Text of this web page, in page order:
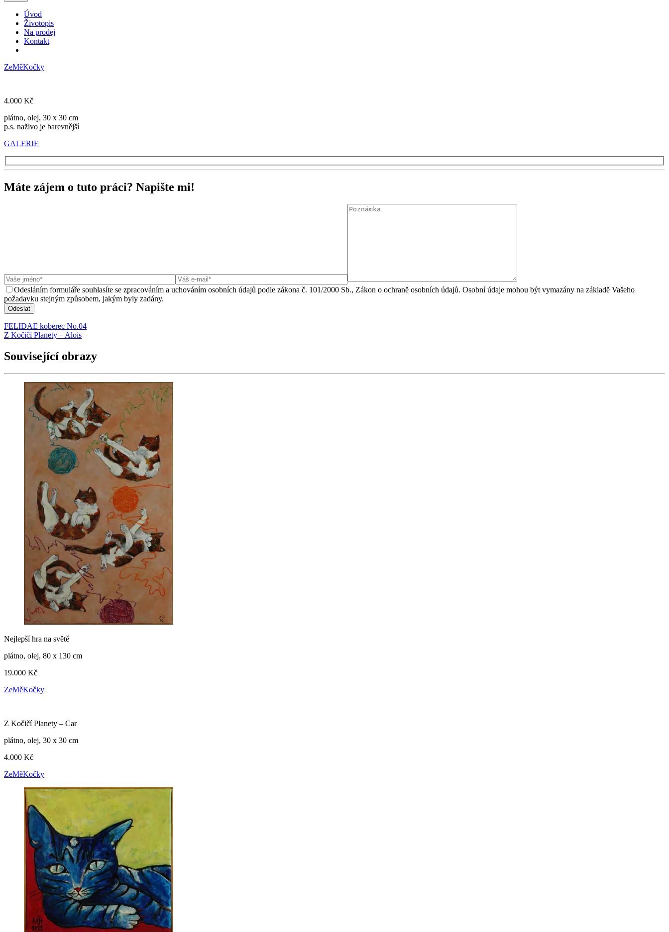
Úvod
Životopis
Na prodej
Kontakt
ZeMěKočky
4.000 Kč
plátno, olej, 30 x 30 cm
p.s. naživo je barevnější
GALERIE
Máte zájem o tuto práci? Napište mi!
Odesláním formuláře souhlasíte se zpracováním a uchováním osobních údajů podle zákona č. 101/2000 Sb., Zákon o ochraně osobních údajů. Osobní údaje mohou být vymazány na základě Vašeho
požadavku stejným způsobem, jakým byly zadány.
FELIDAE koberec No.04
Z Kočičí Planety – Alois
Související obrazy
Nejlepší hra na světě
plátno, olej, 80 x 130 cm
19.000 Kč
ZeMěKočky
Z Kočičí Planety – Car
plátno, olej, 30 x 30 cm
4.000 Kč
ZeMěKočky